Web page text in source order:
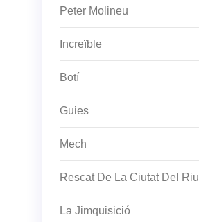
Peter Molineu
Increïble
Botí
Guies
Mech
Rescat De La Ciutat Del Riu
La Jimquisició